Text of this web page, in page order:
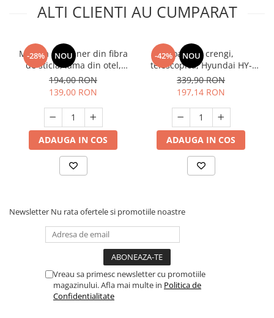
ALTI CLIENTI AU CUMPARAT
-28% NOU
Maceta cu maner din fibra
de sticla, lama din otel,
lungime 65cm, GardeX
Survivor
194,00 RON
139,00 RON
ADAUGA IN COS
-42% NOU
Foarfeca crengi,
telescopica, Hyundai HY-
58045, 67-102 mm
339,90 RON
197,14 RON
ADAUGA IN COS
Newsletter Nu rata ofertele si promotiile noastre
Vreau sa primesc newsletter cu promotiile
magazinului. Afla mai multe in Politica de
Confidentialitate